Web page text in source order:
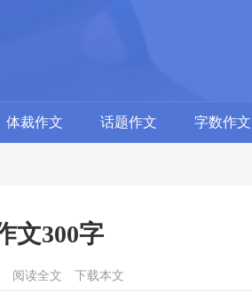
体裁作文 话题作文 字数作文
文300字
阅读全文 下载本文